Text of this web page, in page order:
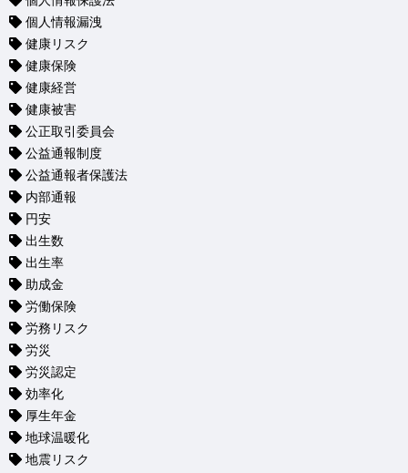
個人情報漏洩
健康リスク
健康保険
健康経営
健康被害
公正取引委員会
公益通報制度
公益通報者保護法
内部通報
円安
出生数
出生率
助成金
労働保険
労務リスク
労災
労災認定
効率化
厚生年金
地球温暖化
地震リスク